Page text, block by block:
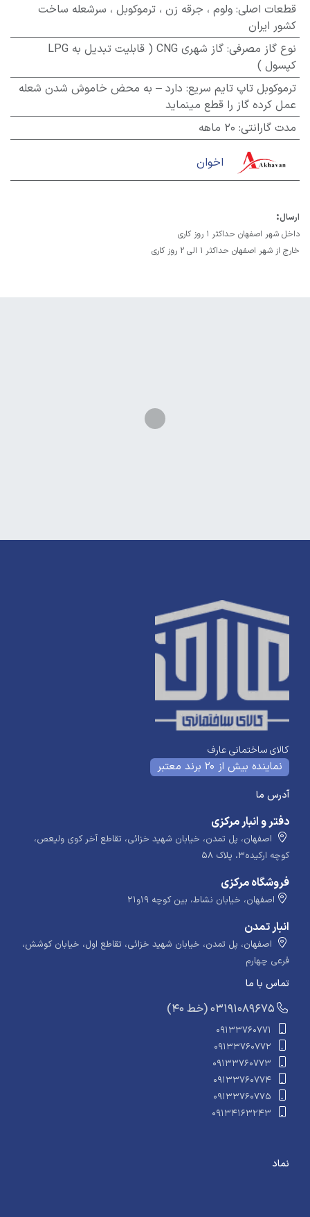
قطعات اصلی: ولوم ، جرقه زن ، ترموکوبل ، سرشعله ساخت
کشور ایران
نوع گاز مصرفی:
گاز شهری CNG ( قابلیت تبدیل به LPG
کپسول )
ترموکوبل تاپ تایم سریع: دارد – به محض خاموش شدن شعله
عمل کرده گاز را قطع مینماید
مدت گارانتی: 20 ماهه
اخوان
ارسال:
داخل شهر اصفهان حداکثر 1 روز کاری
خارج از شهر اصفهان حداکثر 1 الی 2 روز کاری
کالای ساختمانی عارف
نماینده بیش از 20 برند معتبر
آدرس ما
دفتر و انبار مرکزی
اصفهان، پل تمدن، خیابان شهید خزائی، تقاطع آخر کوی ولیعص،
کوچه ارکیده۳، پلاک ۵۸
فروشگاه مرکزی
اصفهان، خیابان نشاط، بین کوچه ۱۹و۲۱
انبار تمدن
اصفهان، پل تمدن، خیابان شهید خزائی، تقاطع اول، خیابان کوشش،
فرعی چهارم
تماس با ما
​​​ (40 خط) 03191089675
09133760771
09133760772
09133760773
09133760774
09133760775
09134163243
نماد